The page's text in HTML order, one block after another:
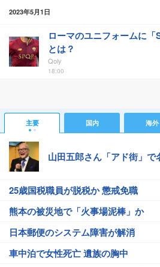
2023年5月1日
ローマのユニフォームに
とは？
Qoly
18:00
主要 国内 海外
山田五郎さん「アド街」で
25歳国税職員が脱税か 懲戒免職
熊本の被災地で「火事場泥棒」か
日本郵便のシステム障害が解消
車中泊で女性死亡 遺族の胸中